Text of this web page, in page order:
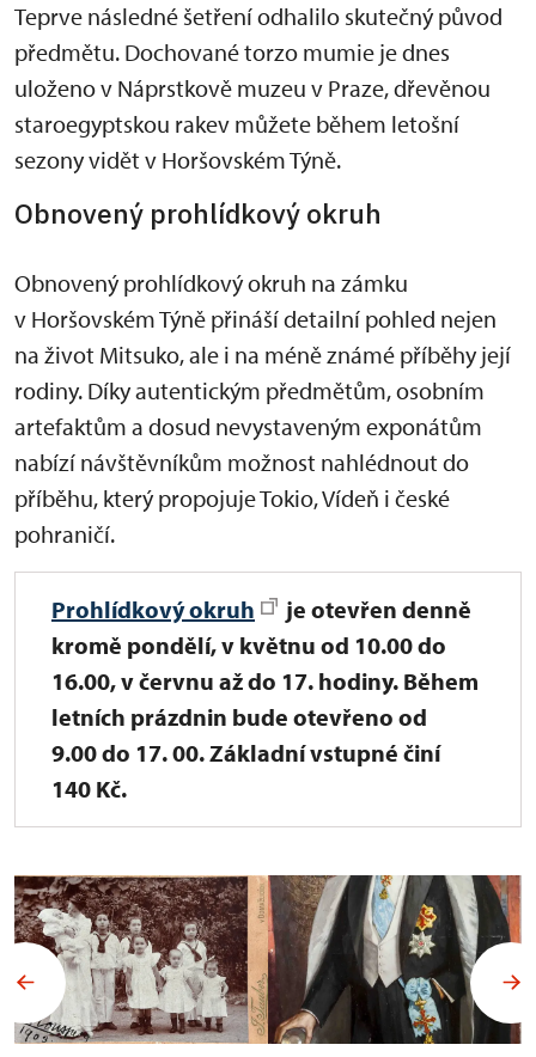
Teprve následné šetření odhalilo skutečný původ
předmětu. Dochované torzo mumie je dnes
uloženo v Náprstkově muzeu v Praze, dřevěnou
staroegyptskou rakev můžete během letošní
sezony vidět v Horšovském Týně.
Obnovený prohlídkový okruh
Obnovený prohlídkový okruh na zámku
v Horšovském Týně přináší detailní pohled nejen
na život Mitsuko, ale i na méně známé příběhy její
rodiny. Díky autentickým předmětům, osobním
artefaktům a dosud nevystaveným exponátům
nabízí návštěvníkům možnost nahlédnout do
příběhu, který propojuje Tokio, Vídeň i české
pohraničí.
Prohlídkový okruh je otevřen denně
kromě pondělí, v květnu od 10.00 do
16.00, v červnu až do 17. hodiny. Během
letních prázdnin bude otevřeno od
9.00 do 17. 00. Základní vstupné činí
140 Kč.